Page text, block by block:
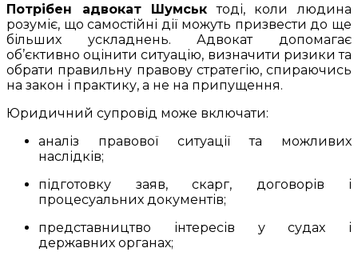
Потрібен адвокат Шумськ тоді, коли людина
розуміє, що самостійні дії можуть призвести до ще
більших ускладнень. Адвокат допомагає
об’єктивно оцінити ситуацію, визначити ризики та
обрати правильну правову стратегію, спираючись
на закон і практику, а не на припущення.
Юридичний супровід може включати:
аналіз правової ситуації та можливих
наслідків;
підготовку заяв, скарг, договорів і
процесуальних документів;
представництво інтересів у судах і
державних органах;